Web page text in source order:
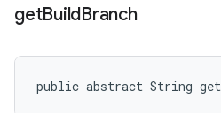
getBuildBranch
public abstract String